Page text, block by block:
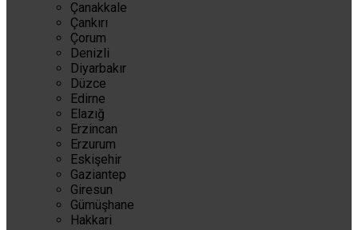
Çanakkale
Çankırı
Çorum
Denizli
Diyarbakır
Düzce
Edirne
Elazığ
Erzincan
Erzurum
Eskişehir
Gaziantep
Giresun
Gümüşhane
Hakkari